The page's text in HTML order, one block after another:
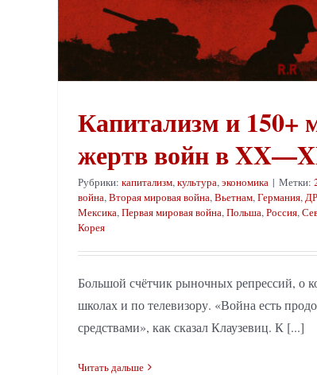
Капитализм и 150+
жертв войн в
Рубрики: капитализм,культура,экономика | Метки:
война,Вторая мировая война,Вьетнам,Германия,
Мексика,Первая мировая война,Польша,Россия,
Корея
Большой счётчик рыночных репрессий, о
школах и по телевизору. «Война есть
средствами», как сказал Клаузевиц. К [...]
Читать дальше